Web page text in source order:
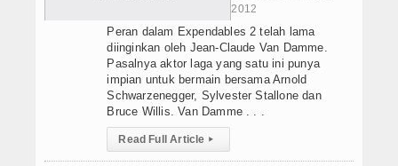
2012
Peran dalam Expendables 2 telah lama
diinginkan oleh Jean-Claude Van Damme.
Pasalnya aktor laga yang satu ini punya
impian untuk bermain bersama Arnold
Schwarzenegger, Sylvester Stallone dan
Bruce Willis. Van Damme . . .
Read Full Article ▸